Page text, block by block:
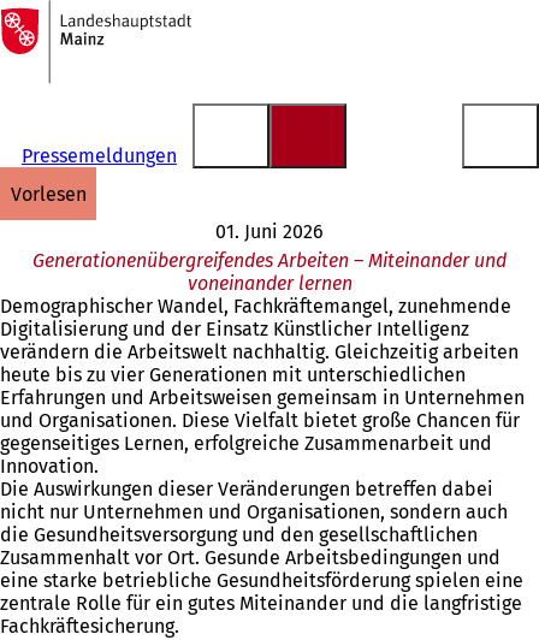
Inhalt anspringen
Zur
Startseite
Pressemeldungen
vorlesen
01. Juni 2026
Generationenübergreifendes Arbeiten – Miteinander und
voneinander lernen
Demographischer Wandel, Fachkräftemangel, zunehmende
Digitalisierung und der Einsatz Künstlicher Intelligenz
verändern die Arbeitswelt nachhaltig. Gleichzeitig arbeiten
heute bis zu vier Generationen mit unterschiedlichen
Erfahrungen und Arbeitsweisen gemeinsam in Unternehmen
und Organisationen. Diese Vielfalt bietet große Chancen für
gegenseitiges Lernen, erfolgreiche Zusammenarbeit und
Innovation.
Die Auswirkungen dieser Veränderungen betreffen dabei
nicht nur Unternehmen und Organisationen, sondern auch
die Gesundheitsversorgung und den gesellschaftlichen
Zusammenhalt vor Ort. Gesunde Arbeitsbedingungen und
eine starke betriebliche Gesundheitsförderung spielen eine
zentrale Rolle für ein gutes Miteinander und die langfristige
Fachkräftesicherung.